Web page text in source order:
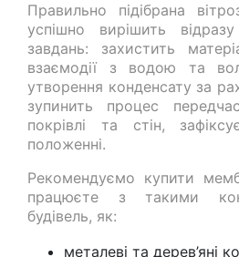
Правильно підібрана
успішно вирішить
завдань: захистить
взаємодії з водою та
утворення конденсату за
зупинить процес
покрівлі та стін,
положенні.
Рекомендуємо купити
працюєте з такими
будівель, як:
металеві та дерев’яні